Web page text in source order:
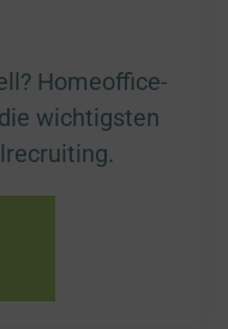
Homeoffice-
wichtigsten